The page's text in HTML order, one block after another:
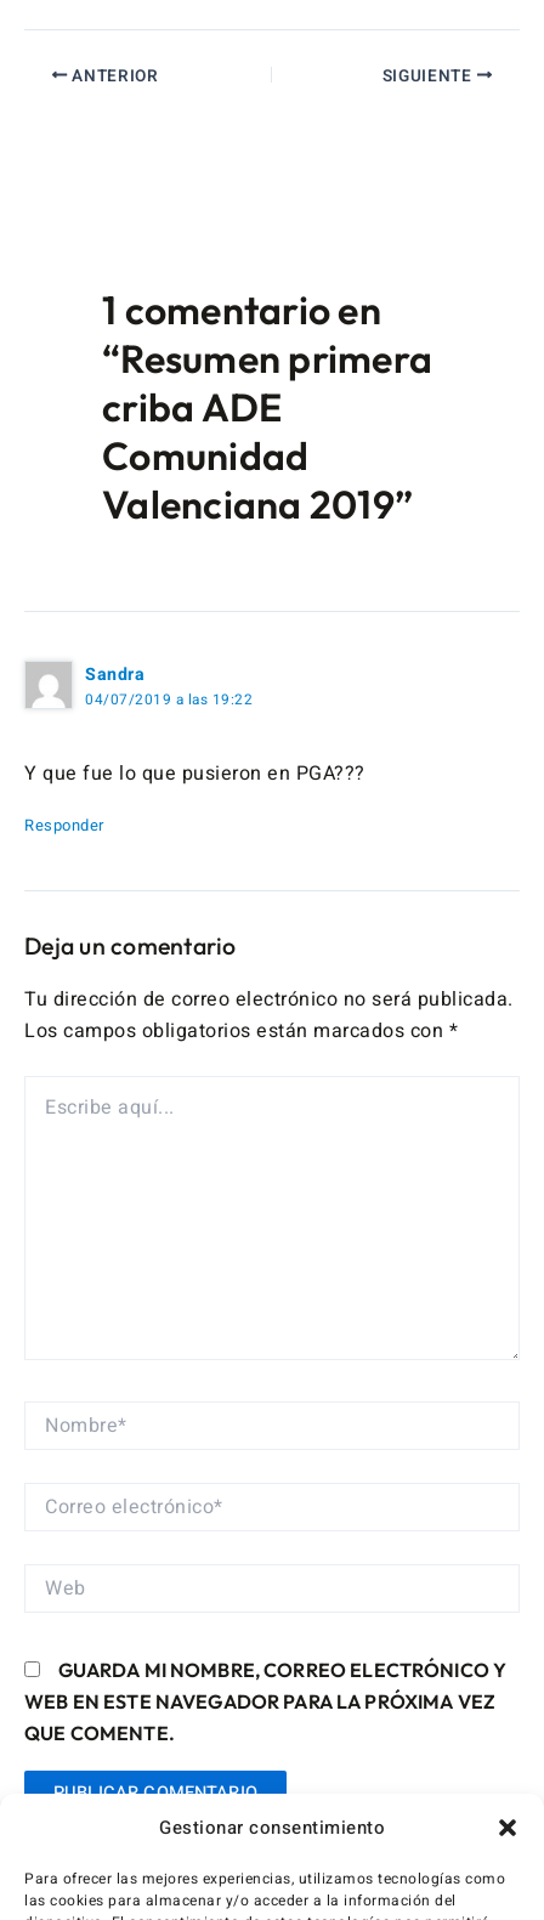
Gestionar consentimiento
Para ofrecer las mejores experiencias, utilizamos tecnologías como
las cookies para almacenar y/o acceder a la información del
ANTERIOR SIGUIENTE
1 comentario en
“Resumen primera
criba ADE
Comunidad
Valenciana 2019”
Sandra
04/07/2019 a las 19:22
Y que fue lo que pusieron en PGA???
Responder
Deja un comentario
Tu dirección de correo electrónico no será publicada.
Los campos obligatorios están marcados con *
AQUÍ...
NOMBRE*
CORREO
WEB
GUARDA MI NOMBRE, CORREO ELECTRÓNICO Y
WEB EN ESTE NAVEGADOR PARA LA PRÓXIMA VEZ
QUE COMENTE.